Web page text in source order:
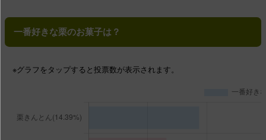
一番好きな栗のお菓子は？
※グラフ をタップする と投票数が表示されます。